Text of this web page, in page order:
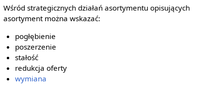
Wśród strategicznych działań asortymentu opisujących
asortyment można wskazać:
pogłębienie
poszerzenie
stałość
redukcja oferty
wymiana